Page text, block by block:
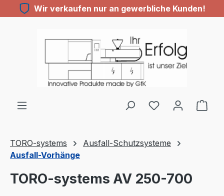
Zum Hauptinhalt springen
Wir verkaufen nur an gewerbliche Kunden!
Du hast 0
TORO-systems
Ausfall-Schutzsysteme
Ausfall-Vorhänge
TORO-systems AV 250-700